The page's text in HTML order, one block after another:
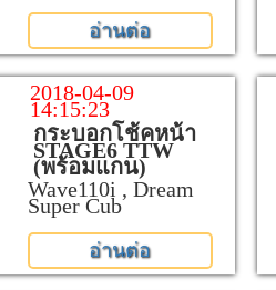
อ่านต่อ
2018-04-09
14:15:23
กระบอกโช้คหน้า
STAGE6 TTW
(พร้อมแกน)
Wave110i , Dream
Super Cub
อ่านต่อ